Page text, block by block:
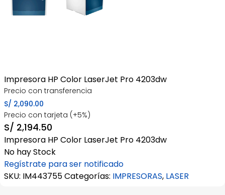
Impresora HP Color LaserJet Pro 4203dw
Precio con transferencia
S/ 2,090.00
Precio con tarjeta (+5%)
S/ 2,194.50
Impresora HP Color LaserJet Pro 4203dw
No hay Stock
Regístrate para ser notificado
SKU: IM443755Categorías: IMPRESORAS, LASER